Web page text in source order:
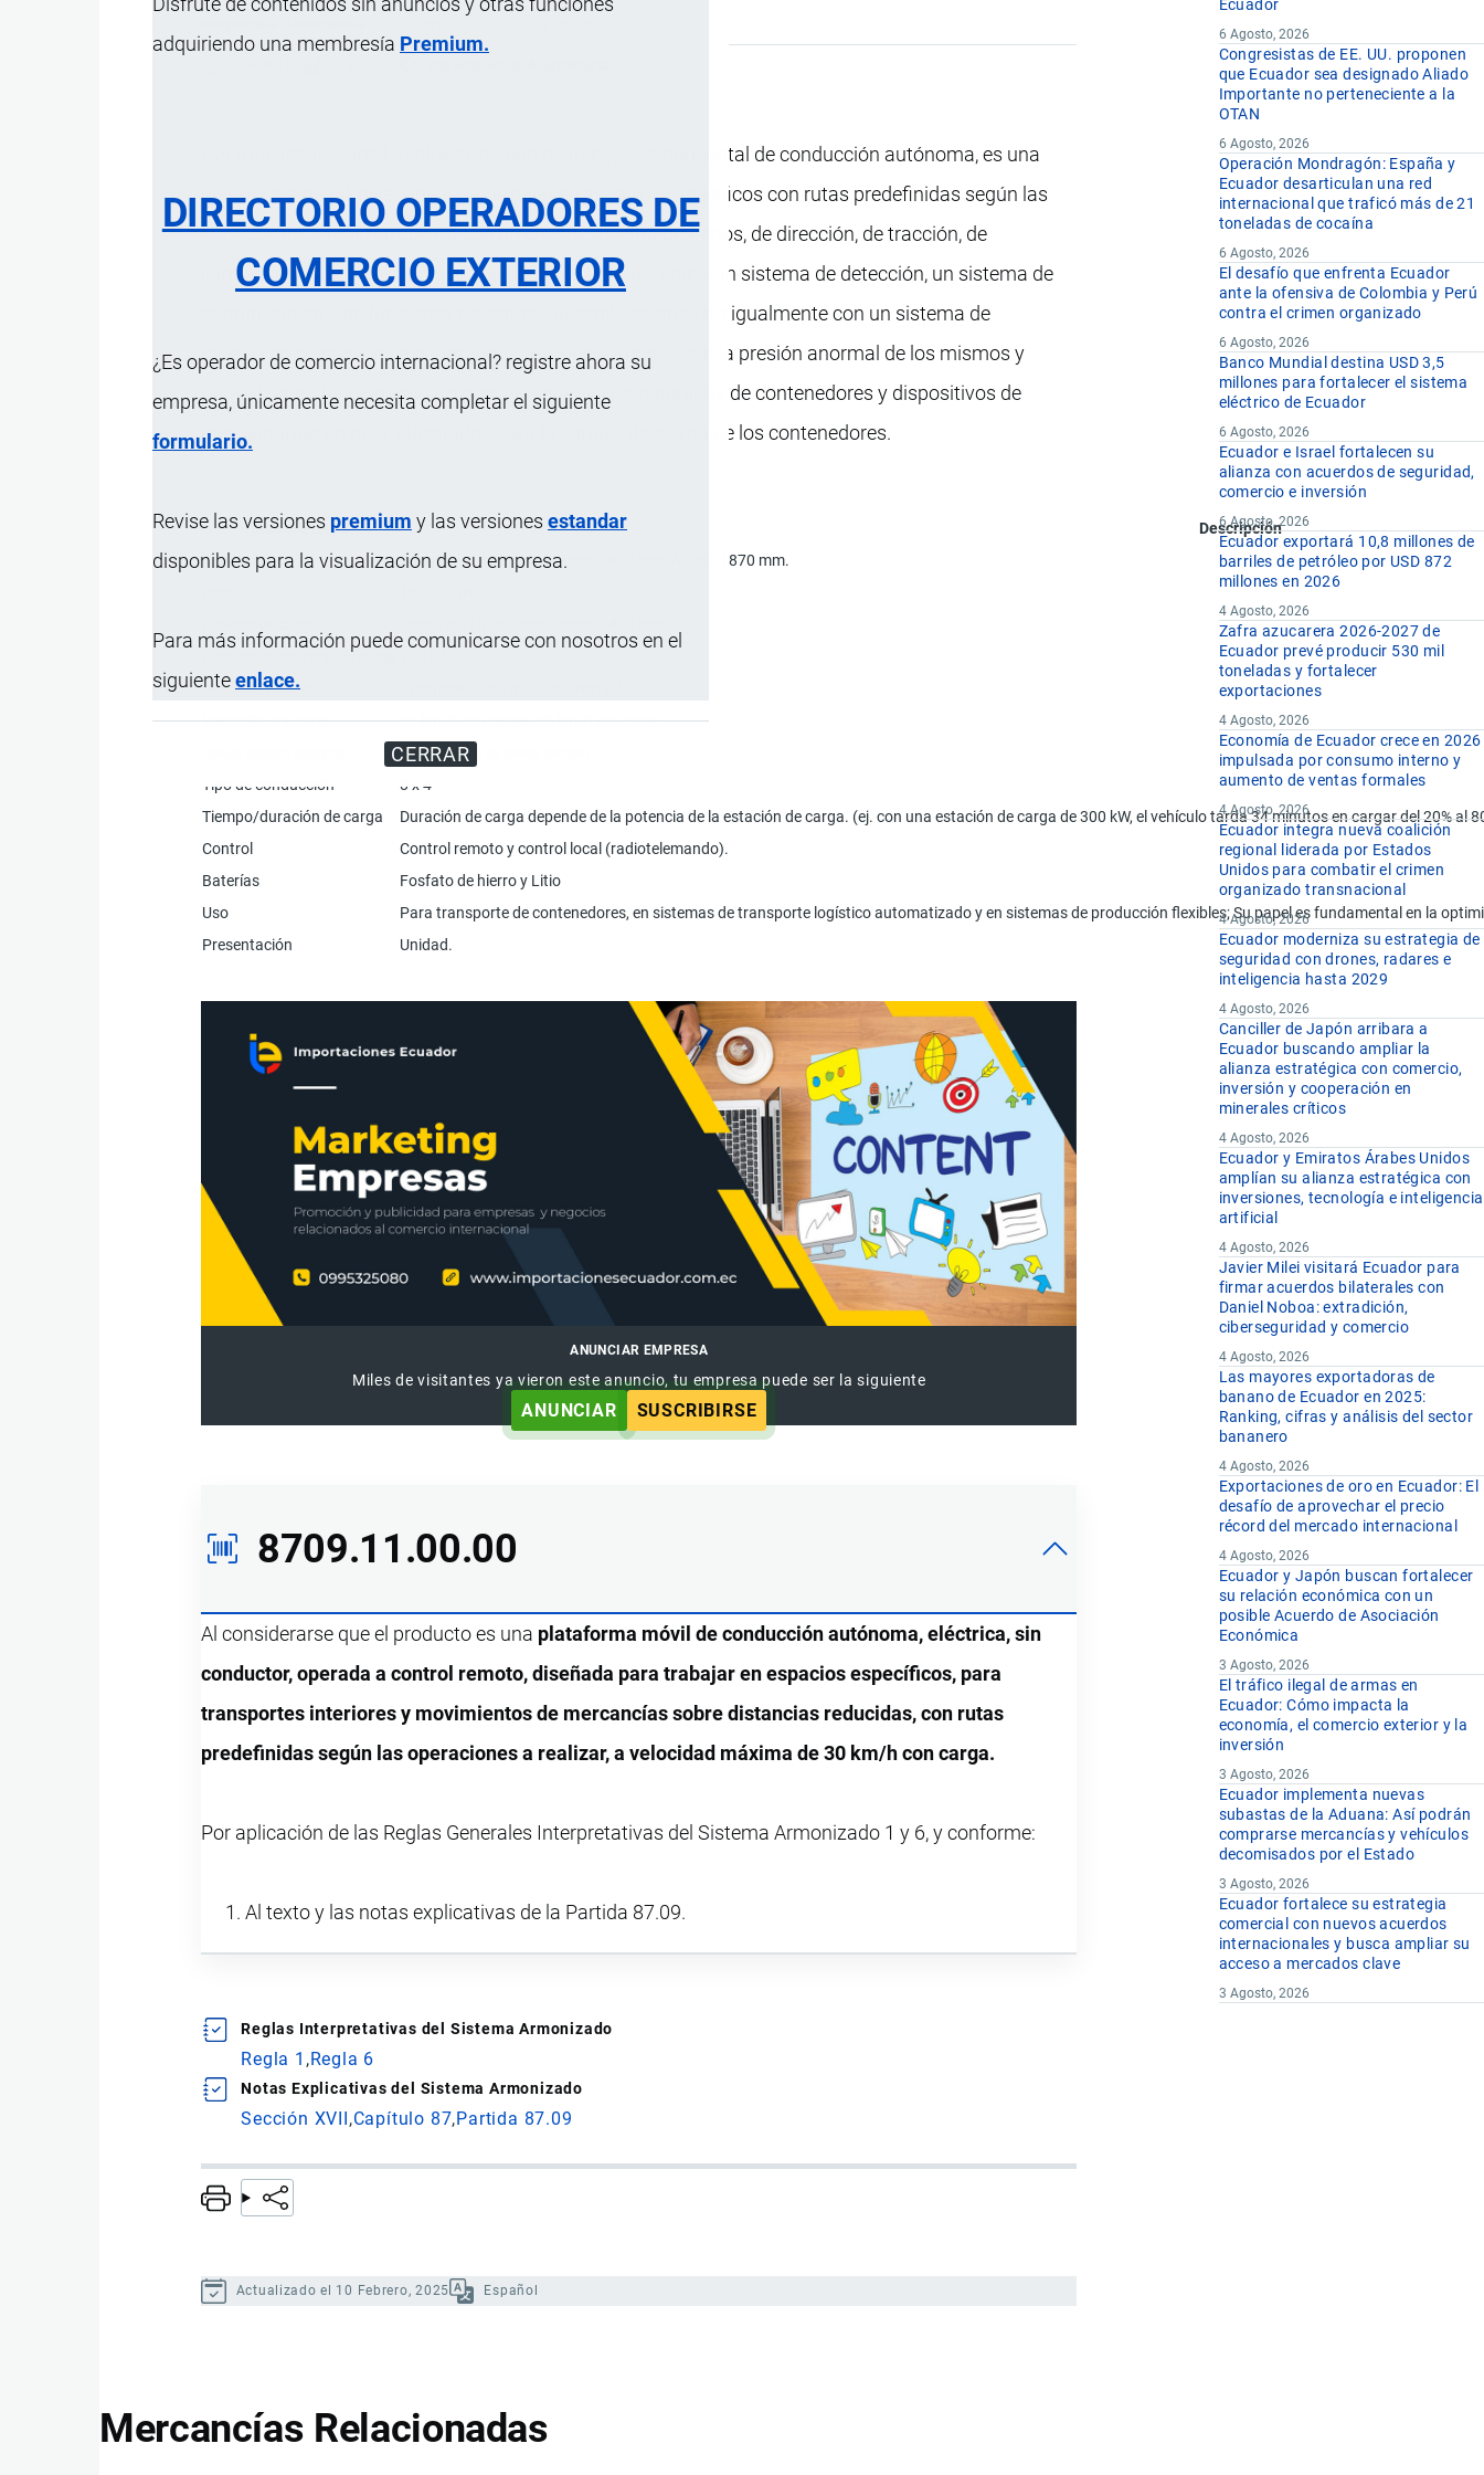
adquiriendo una membresía Premium.
DIRECTORIO OPERADORES DE
COMERCIO EXTERIOR
¿Es operador de comercio internacional? registre ahora su
empresa, únicamente necesita completar el siguiente
formulario.
Revise las versiones premium y las versiones estandar
disponibles para la visualización de su empresa.
Para más información puede comunicarse con nosotros en el
siguienteenlace.
CERRAR
IGV (Inteligent Guided Vehicles), equipo de transporte horizontal de conducción autónoma, es una
plataforma móvil, diseñada para trabajar en espacios específicos con rutas predefinidas según las
operaciones a realizar, cuenta con un chasís, sistema de frenos, de dirección, de tracción, de
iluminación, altavoces, etc, controlados por cable, así como un sistema de detección, un sistema de
comunicación y de funciones de control automático, provisto igualmente con un sistema de
monitoreo de presión de neumáticos, que puede monitorear la presión anormal de los mismos y
garantizar su funcionamiento normal; equipado con paradas de contenedores y dispositivos de
posicionamiento guía, adecuados para la carga y descarga de los contenedores.
Característica
Descripción
Dimensiones
Longitud: 14843 mm; Ancho: 2812 mm; Altura: 1870 mm.
Capacidad máxima de carga
Motores/potencia
Velocidad máxima
30 km/h con carga; 35 km/h sin carga.
11.5 metros (a plena carga).
Tipo de conducción
8 x 4
Tiempo/duración de carga
Duración de carga depende de la potencia de la estación de carga. (ej. con una estación de carga de 300 kW, el vehículo tarda 34 minutos en cargar del 20% al
Control
Control remoto y control local (radiotelemando).
Baterías
Fosfato de hierro y Litio
Uso
Para transporte de contenedores, en sistemas de transporte logístico automatizado y en sistemas de producción flexibles; Su papel es fundamental en la
Presentación
Unidad.
ANUNCIAR EMPRESA
Miles de visitantes ya vieron este anuncio, tu empresa puede ser la siguiente
ANUNCIAR SUSCRIBIRSE
8709.11.00.00
Al considerarse que el producto es una plataforma móvil de conducción autónoma, eléctrica, sin
conductor, operada a control remoto, diseñada para trabajar en espacios específicos, para
transportes interiores y movimientos de mercancías sobre distancias reducidas, con rutas
predefinidas según las operaciones a realizar, a velocidad máxima de 30 km/h con carga.
Por aplicación de las Reglas Generales Interpretativas del Sistema Armonizado 1 y 6, y conforme:
Al texto y las notas explicativas de la Partida 87.09.
Reglas Interpretativas del Sistema Armonizado
Regla 1 Regla 6
Notas Explicativas del Sistema Armonizado
Sección XVII Capítulo 87 Partida 87.09
Actualizado el 10 Febrero, 2025 Español
Ecuador
6 Agosto, 2026
Congresistas de EE. UU. proponen
que Ecuador sea designado Aliado
Importante no perteneciente a la
OTAN
6 Agosto, 2026
Operación Mondragón: España y
Ecuador desarticulan una red
internacional que traficó más de 21
toneladas de cocaína
6 Agosto, 2026
El desafío que enfrenta Ecuador
ante la ofensiva de Colombia y Perú
contra el crimen organizado
6 Agosto, 2026
Banco Mundial destina USD 3,5
millones para fortalecer el sistema
eléctrico de Ecuador
6 Agosto, 2026
Ecuador e Israel fortalecen su
alianza con acuerdos de seguridad,
comercio e inversión
6 Agosto, 2026
Ecuador exportará 10,8 millones de
barriles de petróleo por USD 872
millones en 2026
4 Agosto, 2026
Zafra azucarera 2026-2027 de
Ecuador prevé producir 530 mil
toneladas y fortalecer
exportaciones
4 Agosto, 2026
Economía de Ecuador crece en 2026
impulsada por consumo interno y
aumento de ventas formales
4 Agosto, 2026
Ecuador integra nueva coalición
regional liderada por Estados
Unidos para combatir el crimen
organizado transnacional
4 Agosto, 2026
Ecuador moderniza su estrategia de
seguridad con drones, radares e
inteligencia hasta 2029
4 Agosto, 2026
Canciller de Japón arribara a
Ecuador buscando ampliar la
alianza estratégica con comercio,
inversión y cooperación en
minerales críticos
4 Agosto, 2026
Ecuador y Emiratos Árabes Unidos
amplían su alianza estratégica con
inversiones, tecnología e inteligencia
artificial
4 Agosto, 2026
Javier Milei visitará Ecuador para
firmar acuerdos bilaterales con
Daniel Noboa: extradición,
ciberseguridad y comercio
4 Agosto, 2026
Las mayores exportadoras de
banano de Ecuador en 2025:
Ranking, cifras y análisis del sector
bananero
4 Agosto, 2026
Exportaciones de oro en Ecuador: El
desafío de aprovechar el precio
récord del mercado internacional
4 Agosto, 2026
Ecuador y Japón buscan fortalecer
su relación económica con un
posible Acuerdo de Asociación
Económica
3 Agosto, 2026
El tráfico ilegal de armas en
Ecuador: Cómo impacta la
economía, el comercio exterior y la
inversión
3 Agosto, 2026
Ecuador implementa nuevas
subastas de la Aduana: Así podrán
comprarse mercancías y vehículos
decomisados por el Estado
3 Agosto, 2026
Ecuador fortalece su estrategia
comercial con nuevos acuerdos
internacionales y busca ampliar su
acceso a mercados clave
3 Agosto, 2026
Mercancías Relacionadas